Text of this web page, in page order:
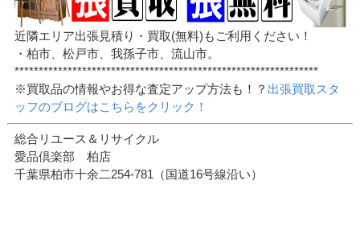
近隣エリア出張見積り・買取(無料)もご利用ください！
・柏市、松戸市、我孫子市、流山市。
***************************************************************
※買取品の情報やお得な査定アップ方法も！？ 出張買取スタ
ッフのブログはこちらをクリック！
総合リユース＆リサイクル
愛品倶楽部 柏店
千葉県柏市十余二254-781（国道16号線沿い）